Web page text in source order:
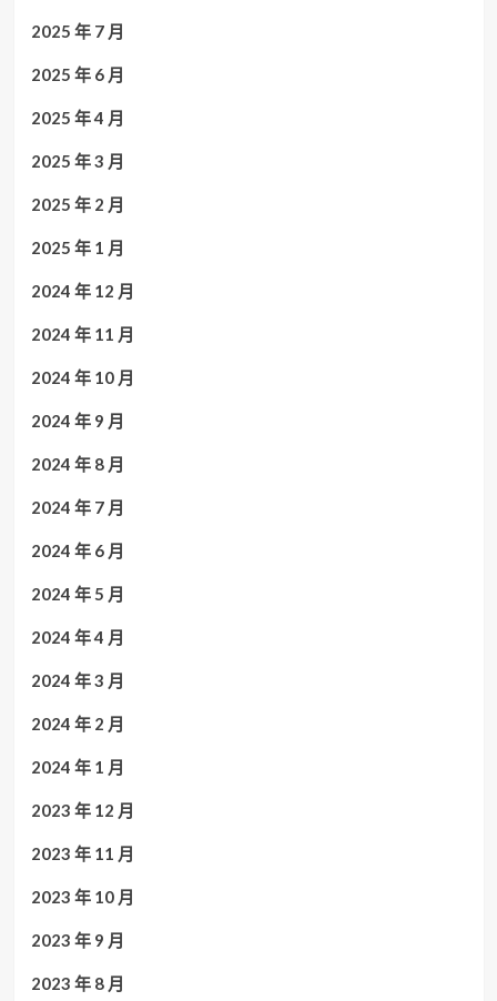
2025 年 7 月
2025 年 6 月
2025 年 4 月
2025 年 3 月
2025 年 2 月
2025 年 1 月
2024 年 12 月
2024 年 11 月
2024 年 10 月
2024 年 9 月
2024 年 8 月
2024 年 7 月
2024 年 6 月
2024 年 5 月
2024 年 4 月
2024 年 3 月
2024 年 2 月
2024 年 1 月
2023 年 12 月
2023 年 11 月
2023 年 10 月
2023 年 9 月
2023 年 8 月